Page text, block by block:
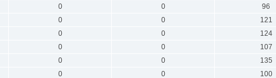
0 0 96
0 0 121
0 0 124
0 0 107
0 0 135
0 0 100